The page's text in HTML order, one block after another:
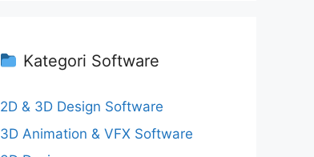
Kategori Software
2D & 3D Design Software
3D Animation & VFX Software